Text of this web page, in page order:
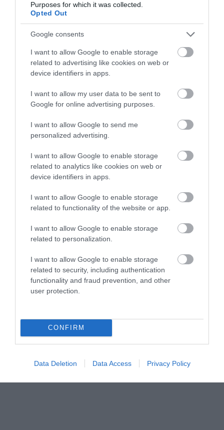
Purposes for which it was collected.
Opted Out
Google consents
I want to allow Google to enable storage
related to advertising like cookies on web or
device identifiers in apps.
I want to allow my user data to be sent to
Google for online advertising purposes.
I want to allow Google to send me
personalized advertising.
I want to allow Google to enable storage
related to analytics like cookies on web or
device identifiers in apps.
I want to allow Google to enable storage
related to functionality of the website or app.
I want to allow Google to enable storage
related to personalization.
I want to allow Google to enable storage
related to security, including authentication
functionality and fraud prevention, and other
user protection.
CONFIRM
Data Deletion Data Access Privacy Policy